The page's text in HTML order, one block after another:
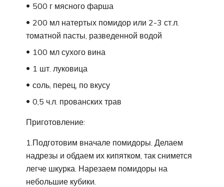
500 г мясного фарша
200 мл натертых помидор или 2-3 ст.л.
томатной пасты, разведенной водой
100 мл сухого вина
1 шт. луковица
соль, перец, по вкусу
0,5 ч.л. прованских трав
Приготовление:
1.Подготовим вначале помидоры. Делаем
надрезы и обдаем их кипятком, так снимется
легче шкурка. Нарезаем помидоры на
небольшие кубики.